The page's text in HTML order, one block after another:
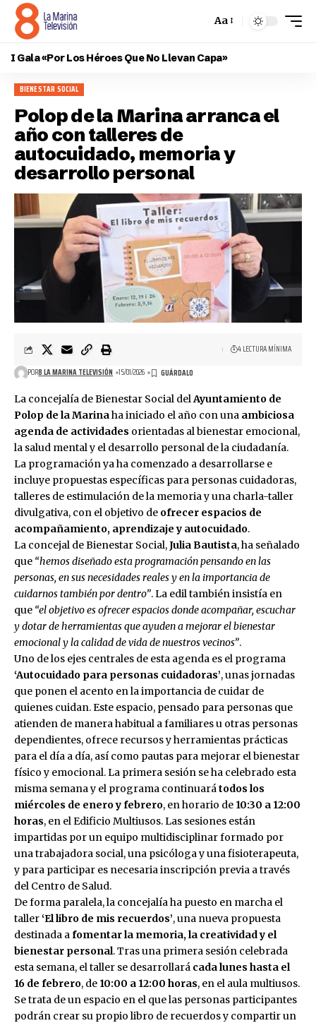
Aa
I Gala «Por Los Héroes Que No Llevan Capa»
BIENESTAR SOCIAL
Polop de la Marina arranca el
año con talleres de
autocuidado, memoria y
desarrollo personal
POR8 LA MARINA TELEVISIÓN 15/01/2026
4 LECTURA MÍNIMA
La concejalía de Bienestar Social del Ayuntamiento de
Polop de la Marinaha iniciado el año con una ambiciosa
agenda de actividades orientadas al bienestar emocional,
la salud mental y el desarrollo personal de la ciudadanía.
La programación ya ha comenzado a desarrollarse e
incluye propuestas específicas para personas cuidadoras,
talleres de estimulación de la memoria y una charla-taller
divulgativa, con el objetivo de ofrecer espacios de
acompañamiento, aprendizaje y autocuidado.
La concejal de Bienestar Social,Julia Bautista, ha señalado
que “hemos diseñado esta programación pensando en las
personas, en sus necesidades reales y en la importancia de
cuidarnos también por dentro”. La edil también insistía en
que “el objetivo es ofrecer espacios donde acompañar, escuchar
y dotar de herramientas que ayuden a mejorar el bienestar
emocional y la calidad de vida de nuestros vecinos”.
Uno de los ejes centrales de esta agenda es el programa
‘Autocuidado para personas cuidadoras’, unas jornadas
que ponen el acento en la importancia de cuidar de
quienes cuidan. Este espacio, pensado para personas que
atienden de manera habitual a familiares u otras personas
dependientes, ofrece recursos y herramientas prácticas
para el día a día, así como pautas para mejorar el bienestar
físico y emocional. La primera sesión se ha celebrado esta
misma semana y el programa continuará todos los
miércoles de enero y febrero, en horario de 10:30 a 12:00
horas, en el Edificio Multiusos. Las sesiones están
impartidas por un equipo multidisciplinar formado por
una trabajadora social, una psicóloga y una fisioterapeuta,
y para participar es necesaria inscripción previa a través
del Centro de Salud.
De forma paralela, la concejalía ha puesto en marcha el
taller‘El libro de mis recuerdos’, una nueva propuesta
destinada a fomentar la memoria, la creatividad y el
bienestar personal. Tras una primera sesión celebrada
esta semana, el taller se desarrollará cada lunes hasta el
16 de febrero, de 10:00 a 12:00 horas, en el aula multiusos.
Se trata de un espacio en el que las personas participantes
podrán crear su propio libro de recuerdos y compartir un